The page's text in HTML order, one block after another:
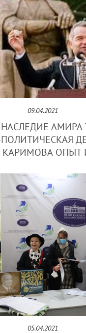
09.04.2021
АМИРА
ОПЫТ
05.04.2021